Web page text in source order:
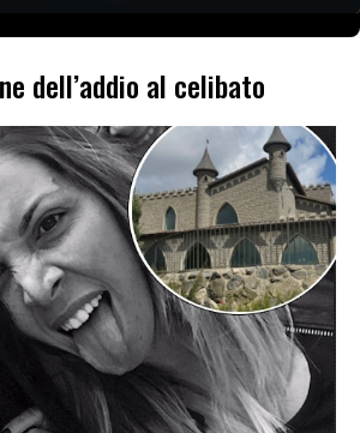
dell’addio al celibato